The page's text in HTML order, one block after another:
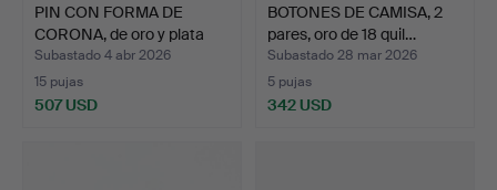
PIN CON FORMA DE
CORONA, de oro y plata
de…
Subastado 4 abr 2026
15 pujas
507 USD
BOTONES DE CAMISA, 2
pares, oro de 18 quil…
Subastado 28 mar 2026
5 pujas
342 USD